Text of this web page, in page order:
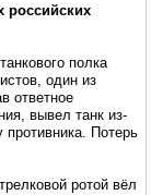
российских
полка
один из
ответное
вывел танк из-
Потерь
ротой вёл